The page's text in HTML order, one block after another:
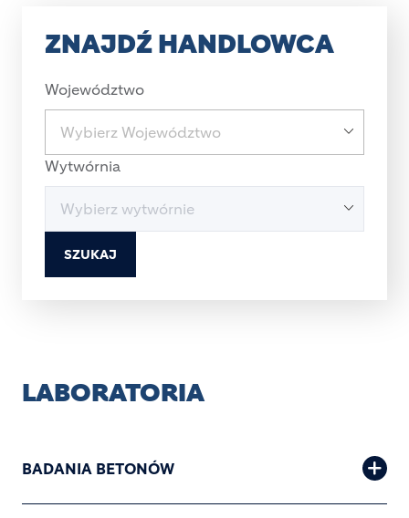
ZNAJDŹ HANDLOWCA
Województwo
Wytwórnia
SZUKAJ
LABORATORIA
BADANIA BETONÓW